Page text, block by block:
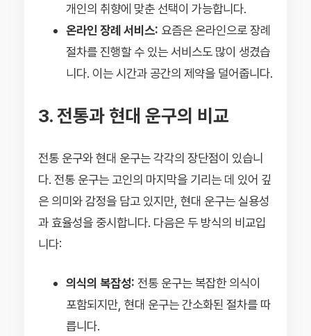
개인의 취향에 맞춘 선택이 가능합니다.
온라인 장례 서비스: 요즘은 온라인으로 장례
절차를 진행할 수 있는 서비스도 많이 생겼습
니다. 이는 시간과 공간의 제약을 덜어줍니다.
3. 전통과 현대 운구의 비교
전통 운구와 현대 운구는 각각의 장단점이 있습니
다. 전통 운구는 고인의 마지막을 기리는 데 있어 깊
은 의미와 감정을 담고 있지만, 현대 운구는 실용성
과 효율성을 중시합니다. 다음은 두 방식의 비교입
니다:
의식의 복잡성: 전통 운구는 복잡한 의식이
포함되지만, 현대 운구는 간소화된 절차를 따
릅니다.